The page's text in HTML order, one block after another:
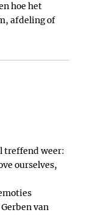
hoe het
afdeling of
treffend weer:
ourselves,
van